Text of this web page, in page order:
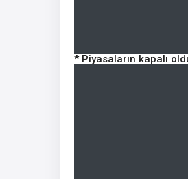
* Piyasaların kapalı